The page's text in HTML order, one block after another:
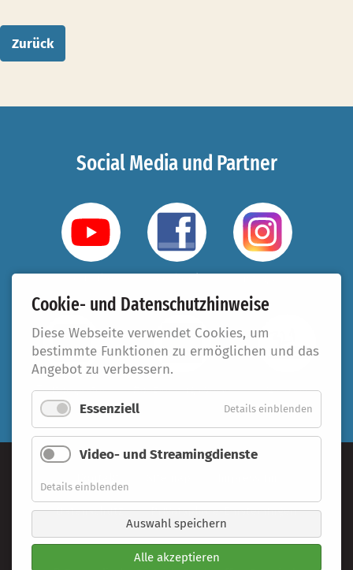
Zurück
Social Media und Partner
YouTube Facebook Instagram
Taufbegleiter #beziehungsweise 321.koeln
Datenschutz Privatsphäre-Einstellungen
Cookie- und Datenschutzhinweise
Diese Webseite verwendet Cookies, um
bestimmte Funktionen zu ermöglichen und das
Angebot zu verbessern.
Essenziell Details einblenden
Video- und Streamingdienste
Details einblenden
Auswahl speichern
Alle akzeptieren